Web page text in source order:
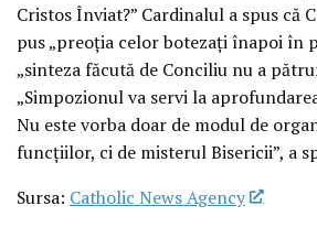
Cristos Înviat?” Cardinalul a spus că
pus „preoția celor botezați înapoi în
„sinteza făcută de Conciliu nu a
„Simpozionul va servi la
Nu este vorba doar de modul de
funcțiilor, ci de misterul Bisericii”, a
Sursa: Catholic News Agency